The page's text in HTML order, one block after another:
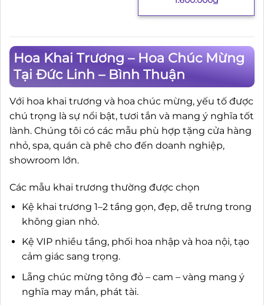
Hoa Khai Trương – Hoa Chúc Mừng
Tại Đức Linh – Bình Thuận
Với hoa khai trương và hoa chúc mừng, yếu tố được
chú trọng là sự nổi bật, tươi tắn và mang ý nghĩa tốt
lành. Chúng tôi có các mẫu phù hợp tặng cửa hàng
nhỏ, spa, quán cà phê cho đến doanh nghiệp,
showroom lớn.
Các mẫu khai trương thường được chọn
Kệ khai trương 1–2 tầng gọn, đẹp, dễ trưng trong
không gian nhỏ.
Kệ VIP nhiều tầng, phối hoa nhập và hoa nội, tạo
cảm giác sang trọng.
Lẵng chúc mừng tông đỏ – cam – vàng mang ý
nghĩa may mắn, phát tài.